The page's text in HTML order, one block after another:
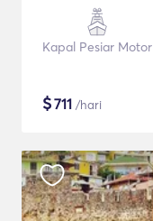
Kapal Pesiar Motor
$711 /hari